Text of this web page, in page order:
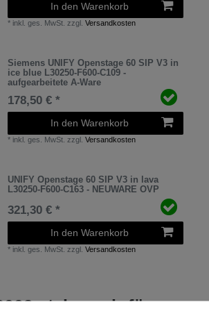
In den Warenkorb
* inkl. ges. MwSt. zzgl.Versandkosten
Siemens UNIFY Openstage 60 SIP V3 in
ice blue L30250-F600-C109 -
aufgearbeitete A-Ware
178,50 € *
In den Warenkorb
* inkl. ges. MwSt. zzgl.Versandkosten
UNIFY Openstage 60 SIP V3 in lava
L30250-F600-C163 - NEUWARE OVP
321,30 € *
In den Warenkorb
* inkl. ges. MwSt. zzgl.Versandkosten